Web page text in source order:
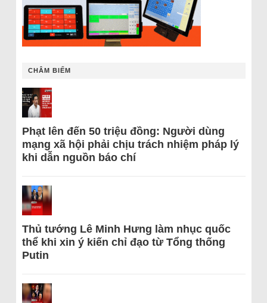
CHÂM BIẾM
Phạt lên đến 50 triệu đồng: Người dùng
mạng xã hội phải chịu trách nhiệm pháp lý
khi dẫn nguồn báo chí
Thủ tướng Lê Minh Hưng làm nhục quốc
thể khi xin ý kiến chỉ đạo từ Tổng thống
Putin